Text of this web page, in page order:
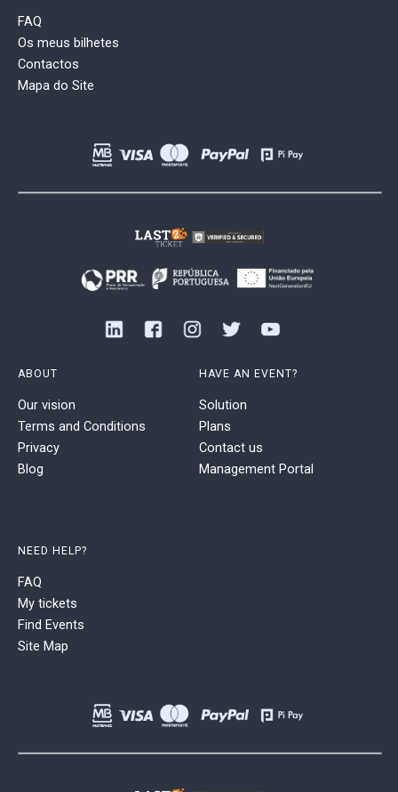
FAQ
Os meus bilhetes
Contactos
Mapa do Site
ABOUT
Our vision
Terms and Conditions
Privacy
Blog
HAVE AN EVENT?
Solution
Plans
Contact us
Management Portal
NEED HELP?
FAQ
My tickets
Find Events
Site Map